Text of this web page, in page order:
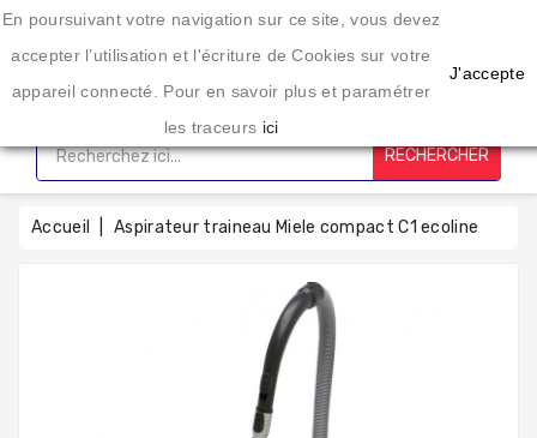
Une enseigne spécialisée dans l'éléctroménager depuis 20 ans
CATÉGORIE
Accueil
Lavage
Sechage
RECHERCHER
Accueil Aspirateur traineau Miele compact C1 ecoline
En poursuivant votre navigation sur ce site, vous devez
accepter l’utilisation et l'écriture de Cookies sur votre
appareil connecté. Pour en savoir plus et paramétrer
les traceurs ici
J'accepte